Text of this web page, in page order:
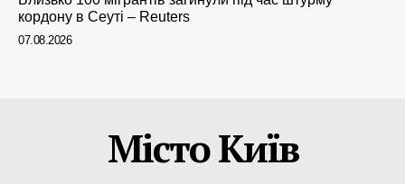
кордону в Сеуті – Reuters
07.08.2026
Місто Київ